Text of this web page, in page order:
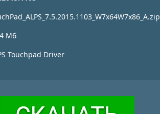
Мб
Touchpad Driver